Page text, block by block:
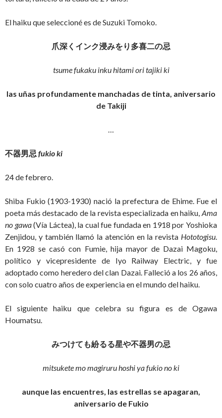
El haiku que seleccioné es de Suzuki Tomoko.
爪深くインク浸みをり多喜二の忌
tsume fukaku inku hitami ori tajiki ki
las uñas profundamente manchadas de tinta, aniversario
de Takiji
…
不器男忌 fukio ki
24 de febrero.
Shiba Fukio (1903-1930) nació la prefectura de Ehime. Fue el
poeta más destacado de la revista especializada en haiku, Ama
no gawa(Vía Láctea), la cual fue fundada en 1918 por Yoshioka
Zenjidou, y también llamó la atención en la revista Hototogisu.
En 1928 se casó con Fumie, hija mayor de Dazai Magoku,
político y vicepresidente de Iyo Railway Electric, y fue
adoptado como heredero del clan Dazai. Falleció a los 26 años,
con solo cuatro años de experiencia en el mundo del haiku.
El siguiente haiku que celebra su figura es de Ogawa
Houmatsu.
みつけても紛るる星や不器男の忌
mitsukete mo magiruru hoshi ya fukio no ki
aunque las encuentres, las estrellas se apagaran,
aniversario de Fukio